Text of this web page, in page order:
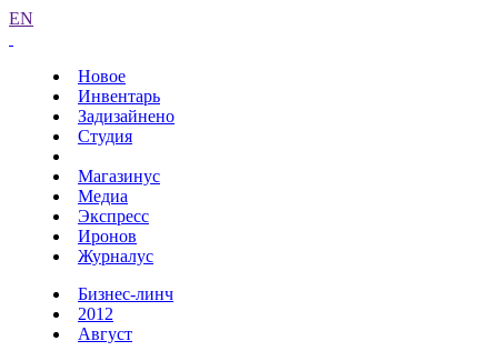
EN
Новое
Инвентарь
Задизайнено
Студия
Магазинус
Медиа
Экспресс
Иронов
Журналус
Бизнес-линч
2012
Август